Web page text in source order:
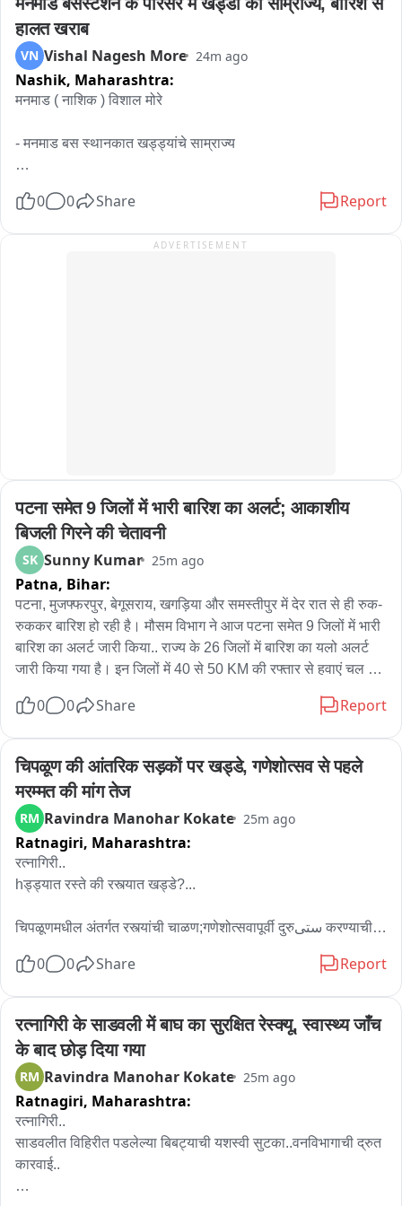
Anc: सोशल मीडियावर रिल बनविण्याच्या नादात मालेगावचे अनेक तरुण,
बालक हे गिरणा, मोसम नदीच्या पुराच्या पाण्यात उंच पुलावरून उडी मारत
स्टंटबाजी करत असतात. यामध्ये कित्येक तरुणांनी आपला जीव देखील
गमावला आहे. प्रशासन, सामाजिक कार्यकर्ते वारंवार याबाबत आवाहन करून
आहे. पुन्हा काल एका तरुणाचा मृतदेह गिरणा नदीत मिळून आला. किल्ला
तैराक ग्रुपच्या कार्यकर्त्यांनी त्या मयत तरुणाला बाहेर काढले आणि पुन्हा
हालत खराब
VN Vishal Nagesh More 24m ago
Nashik, Maharashtra:
मनमाड ( नाशिक ) विशाल मोरे
- मनमाड बस स्थानकात खड्ड्यांचे साम्राज्य
असून,पावसामुळे  परिसर चिखलमय झाला असून, पावसाचे  पाणी खड्ड्यात
0 0 Share Report
ADVERTISEMENT
पटना समेत 9 जिलों में भारी बारिश का अलर्ट; आकाशीय
बिजली गिरने की चेतावनी
SK Sunny Kumar 25m ago
Patna, Bihar:
पटना, मुजफ्फरपुर, बेगूसराय, खगड़िया और समस्तीपुर में देर रात से ही रुक-
रुककर बारिश हो रही है। मौसम विभाग ने आज पटना समेत 9 जिलों में भारी
बारिश का अलर्ट जारी किया.. राज्य के 26 जिलों में बारिश का यलो अलर्ट
जारी किया गया है। इन जिलों में 40 से 50 KM की रफ्तार से हवाएं चल
बिहार में 8 अगस्त तक बारिश का दौरा जारी रहेगा। कुछ स्थानों पर भारी
बिहार में अब भी सामान्य से 38 प्रतिशत कम बारिश रिकॉड की गयी है।
राज्य का अधिकतम तापमान 33 से 35 डिग्री सेल्सियस वहीं न्यूनतम
तापमान में भी गिरावट दर्ज की गई है…
0 0 Share Report
चिपळूण की आंतरिक सड़कों पर खड्डे, गणेशोत्सव से पहले
मरम्मत की मांग तेज
RM Ravindra Manohar Kokate 25m ago
Ratnagiri, Maharashtra:
रत्नागिरी..
hड्ड्यात रस्ते की रस्त्यात खड्डे?...
चिपळूणमधील अंतर्गत रस्त्यांची चाळण;गणेशोत्सवापूर्वी दुरुستی करण्याची
चिपळूण शहरातील अंतर्गत रस्त्यांची अत्यंत दैनावस्था झाली असून
ठिकठिकाणी पडलेल्या खड्ड्यांमुळे नागरिक आणि प्रवासी प्रचंड त्रस्त
झाले आहेत..
"रस्त्यात खड्डे की खड्ड्यात रस्ते?" अशी स्थिती निर्माण झाली असून
दरवर्षी डागडुजीवर लाखो रुपयांचा निधी खर्च करणाऱ्या नगरपरिषदेच्या
कारभारावर प्रश्नचिन्ह उपस्थित होत आहे..
पहिल्याच पावसात रस्त्यांची पार चाळण झाल्याने वाहनधारकांना कसरत
0 0 Share Report
रत्नागिरी के साडवली में बाघ का सुरक्षित रेस्क्यू, स्वास्थ्य जाँच
के बाद छोड़ दिया गया
RM Ravindra Manohar Kokate 25m ago
Ratnagiri, Maharashtra:
रत्नागिरी..
साडवलीत विहिरीत पडलेल्या बिबट्याची यशस्वी सुटका..वनविभागाची द्रुत
कारवाई..